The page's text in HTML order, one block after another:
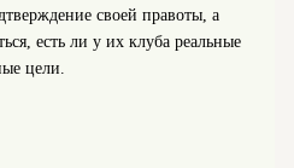
своей правоты, а
есть ли у их клуба реальные
цели.